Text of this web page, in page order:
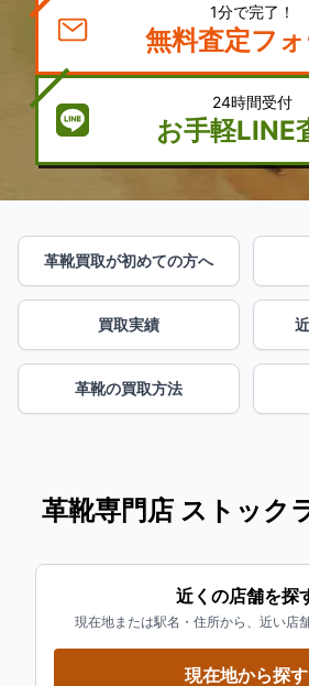
1分で完了！
無料査定フ
24時間受付
お手軽LINE
革靴買取が初めての方へ
買取実績
革靴の買取方法
革靴専門店 ストック
近くの店舗を探
現在地または駅名・住所から、近い店
現在地から探す